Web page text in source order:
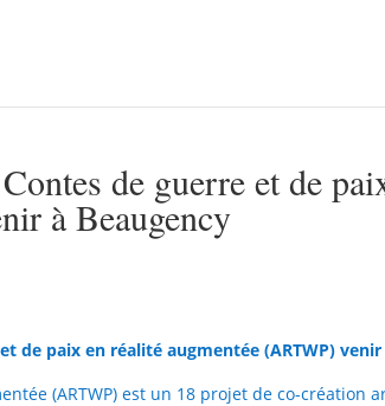
de guerre et de
à Beaugency
de paix en réalité augmentée (ARTWP)
(ARTWP) est un 18 projet de co-création